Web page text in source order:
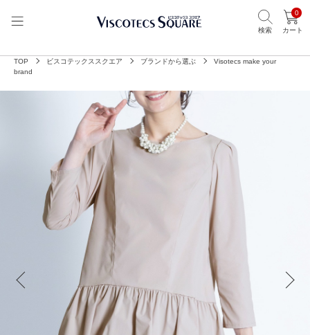
検索
0
カート
TOP ビスコテックススクエア ブランドから選ぶ
Visotecs make your
brand